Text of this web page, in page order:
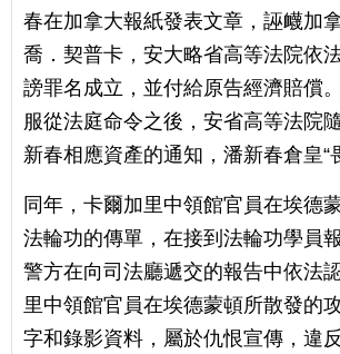
春在加拿大報紙發表文章，誣衊加
喬．契普卡，安大略省高等法院依
謗罪名成立，並付給原告經濟賠償
服從法庭命令之後，安省高等法院
新春相應資產的通知，潘新春倉皇“
同年，卡爾加里中領館官員在埃德
法輪功的傳單，在接到法輪功學員
警方在向司法廳遞交的報告中依法
里中領館官員在埃德蒙頓所散發的
字和錄影資料，屬於仇恨宣傳，違